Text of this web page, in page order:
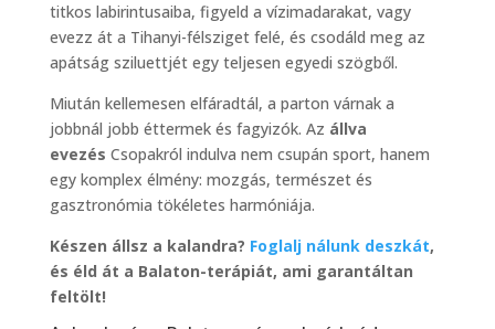
titkos labirintusaiba, figyeld a vízimadarakat, vagy
evezz át a Tihanyi-félsziget felé, és csodáld meg az
apátság sziluettjét egy teljesen egyedi szögből.
Miután kellemesen elfáradtál, a parton várnak a
jobbnál jobb éttermek és fagyizók. Az állva
evezés Csopakról indulva nem csupán sport, hanem
egy komplex élmény: mozgás, természet és
gasztronómia tökéletes harmóniája.
Készen állsz a kalandra? Foglalj nálunk deszkát,
és éld át a Balaton-terápiát, ami garantáltan
feltölt!